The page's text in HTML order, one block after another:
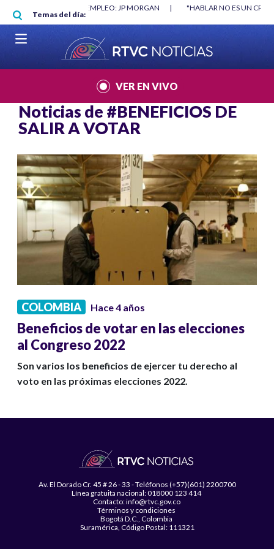
Pasar al contenido principal
Temas del día:
MÍNIMO NO DESTRUYÓ EMPLEO: JP MORGAN |
"HABLAR NO ES UN
MUNDIAL 2026
|
VER EN VIVO
Noticias de #BENEFICIOS DE
SALIR A VOTAR
COLOMBIA Hace 4 años
Beneficios de votar en las elecciones
al Congreso 2022
Son varios los beneficios de ejercer tu derecho al
voto en las próximas elecciones 2022.
Av. El Dorado Cr. 45 # 26 - 33 - Teléfonos (+57)(601) 2200700
Línea gratuita nacional: 018000 123 414
Contacto: info@rtvc.gov.co
Términos y condiciones
Bogotá D.C., Colombia
Suramérica, Código Postal: 111321